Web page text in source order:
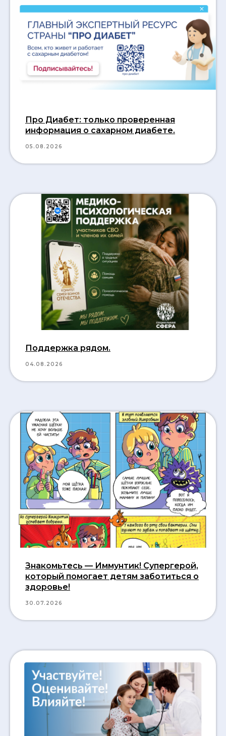
Про Диабет: только проверенная
информация о сахарном диабете.
05.08.2026
Поддержка рядом.
04.08.2026
Знакомьтесь — Иммунтик! Супергерой,
который помогает детям заботиться о
здоровье!
30.07.2026